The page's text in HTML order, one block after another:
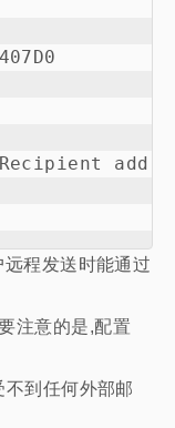
Recipient
程发送时能通过
注意的是,配置
到任何外部邮